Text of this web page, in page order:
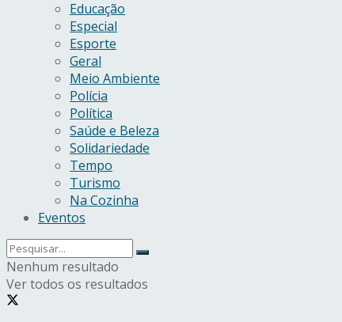
Educação
Especial
Esporte
Geral
Meio Ambiente
Polícia
Política
Saúde e Beleza
Solidariedade
Tempo
Turismo
Na Cozinha
Eventos
Nenhum resultado
Ver todos os resultados